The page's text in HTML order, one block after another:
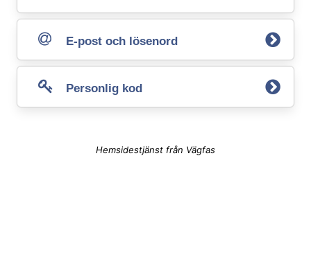
E-post och lösenord
Personlig kod
Hemsidestjänst från Vägfas